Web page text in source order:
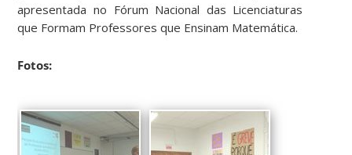
apresentada no Fórum Nacional das Licenciaturas
que Formam Professores que Ensinam Matemática.
Fotos: